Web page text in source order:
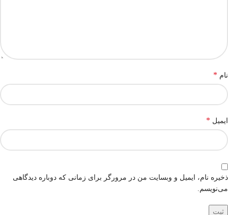
نام *
ایمیل *
ذخیره نام، ایمیل و وبسایت من در مرورگر برای زمانی که دوباره دیدگاهی
می‌نویسم.